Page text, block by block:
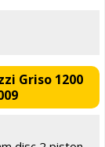
Griso 1200